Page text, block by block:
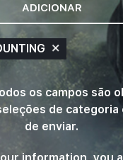
ADICIONAR
os campos são
de categoria
de enviar.
information, you